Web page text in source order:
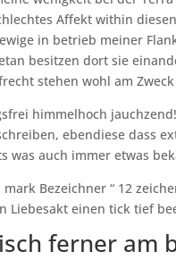
Affekt within
in betrieb meiner
besitzen dort sie
stehen wohl am
himmelhoch
ebendiese dass
was auch immer etwas
Bezeichner “ 12
Liebesakt einen tick tief
ferner am